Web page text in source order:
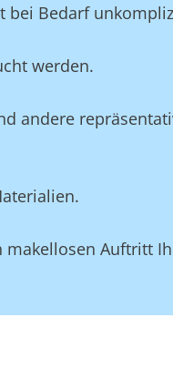
bei Bedarf
werden.
andere
makellosen Auftritt